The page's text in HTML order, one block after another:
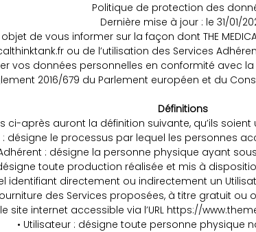
Politique de protection des
Dernière mise à jour : le 31/01/
de vous informer sur la façon dont THE
ou de l’utilisation des Services
vos données personnelles en conformité avec
2016/679 du Parlement européen et du
Définitions
ci-après auront la définition suivante, qu’ils
: désigne le processus par lequel les personnes
: désigne la personne physique ayant
toute production réalisée et mis à disposition
identifiant directement ou indirectement un
des Services proposées, à titre gratuit ou
le site internet accessible via l’URL https://
• Utilisateur : désigne toute personne physique